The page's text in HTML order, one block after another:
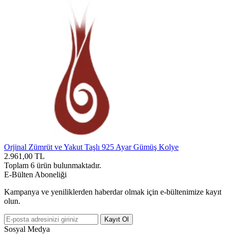
Orjinal Zümrüt ve Yakut Taşlı 925 Ayar Gümüş Kolye
2.961,00 TL
Toplam 6 ürün bulunmaktadır.
E-Bülten Aboneliği
Kampanya ve yeniliklerden haberdar olmak için e-bültenimize kayıt
olun.
Kayıt Ol
Sosyal Medya